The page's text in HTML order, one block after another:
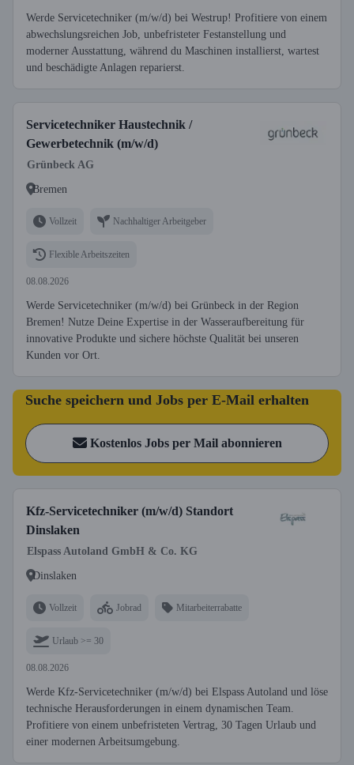
Werde Servicetechniker (m/w/d) bei Westrup! Profitiere von einem
abwechslungsreichen Job, unbefristeter Festanstellung und
moderner Ausstattung, während du Maschinen installierst, wartest
und beschädigte Anlagen reparierst.
Servicetechniker Haustechnik /
Gewerbetechnik (m/w/d)
Grünbeck AG
Bremen
Vollzeit Nachhaltiger Arbeitgeber
Flexible Arbeitszeiten
08.08.2026
Werde Servicetechniker (m/w/d) bei Grünbeck in der Region
Bremen! Nutze Deine Expertise in der Wasseraufbereitung für
innovative Produkte und sichere höchste Qualität bei unseren
Kunden vor Ort.
Suche speichern und Jobs per E-Mail erhalten
Kostenlos Jobs per Mail abonnieren
Kfz-Servicetechniker (m/w/d) Standort
Dinslaken
Elspass Autoland GmbH & Co. KG
Dinslaken
Vollzeit Jobrad Mitarbeiterrabatte
Urlaub >= 30
08.08.2026
Werde Kfz-Servicetechniker (m/w/d) bei Elspass Autoland und löse
technische Herausforderungen in einem dynamischen Team.
Profitiere von einem unbefristeten Vertrag, 30 Tagen Urlaub und
einer modernen Arbeitsumgebung.